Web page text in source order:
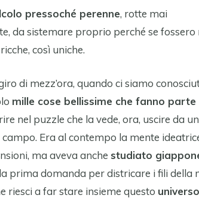
pressoché perenne, rotte mai
da sistemare proprio perché se
così uniche.
di mezz’ora, quando ci siamo
mille cose bellissime che fanno parte
nel puzzle che la vede, ora, uscire da
campo. Era al contempo la mente
ma aveva anche studiato
prima domanda per districare i fili della
riesci a far stare insieme questo